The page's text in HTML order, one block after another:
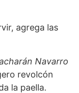
agrega las
Navarro
revolcón
la paella.